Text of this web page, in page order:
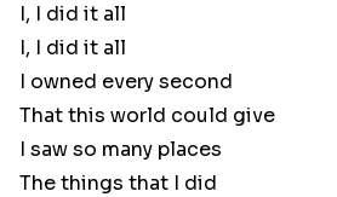
I, I did it all
I, I did it all
I owned every second
That this world could give
I saw so many places
The things that I did